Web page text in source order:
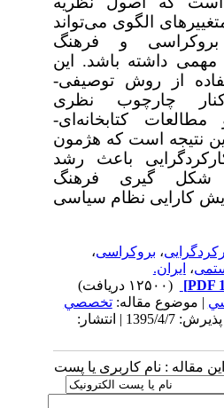
الگوی می‌تواند
و فرهنگ
داشته باشد. این
از روش توصیفی-
چارچوب نظری
کتابخانه‌ای-
نتیجه است که هژمون
باعث رشد
شکل گیری فرهنگ
کارایی نظام سیاسی
،بروکراسی،
،ایران.
| موضوع مقاله:تخصصي
دریافت: 1395/2/2 | پذیرش: 1395/4/7 | انتشار:
مقاله : نام کاربری یا پست